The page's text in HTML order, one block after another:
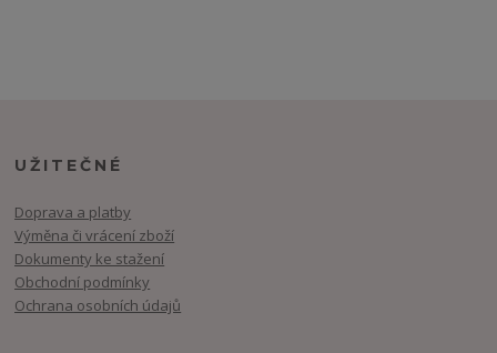
UŽITEČNÉ
Doprava a platby
Výměna či vrácení zboží
Dokumenty ke stažení
Obchodní podmínky
Ochrana osobních údajů